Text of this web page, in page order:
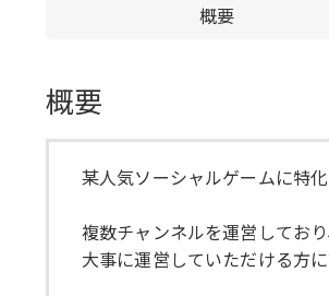
概要
概要
某人気ソーシャルゲームに特
複数チャンネルを運営してお
大事に運営していただける方に